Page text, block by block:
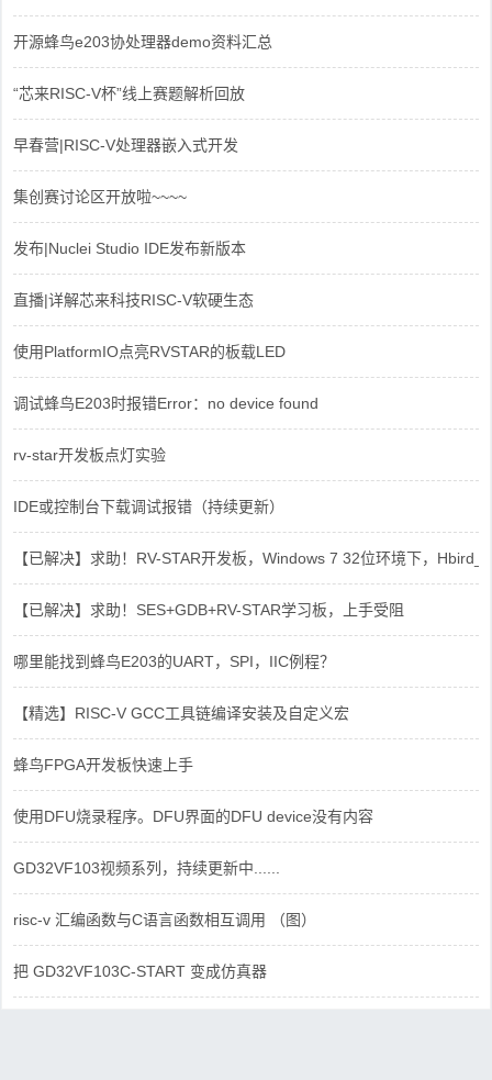
开源蜂鸟e203协处理器demo资料汇总
“芯来RISC-V杯”线上赛题解析回放
早春营|RISC-V处理器嵌入式开发
集创赛讨论区开放啦~~~~
发布|Nuclei Studio IDE发布新版本
直播|详解芯来科技RISC-V软硬生态
使用PlatformIO点亮RVSTAR的板载LED
调试蜂鸟E203时报错Error：no device found
rv-star开发板点灯实验
IDE或控制台下载调试报错（持续更新）
【已解决】求助！RV-STAR开发板，Windows 7 32位环境下，
【已解决】求助！SES+GDB+RV-STAR学习板，上手受阻
哪里能找到蜂鸟E203的UART，SPI，IIC例程？
【精选】RISC-V GCC工具链编译安装及自定义宏
蜂鸟FPGA开发板快速上手
使用DFU烧录程序。DFU界面的DFU device没有内容
GD32VF103视频系列，持续更新中......
risc-v 汇编函数与C语言函数相互调用 （图）
把 GD32VF103C-START 变成仿真器